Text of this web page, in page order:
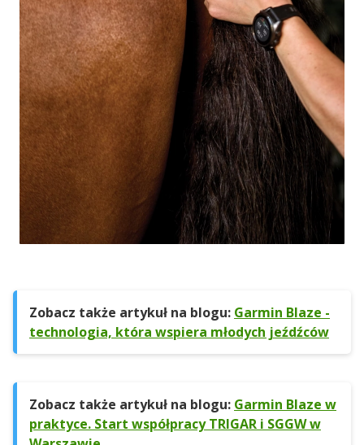
Zobacz także artykuł na blogu: Garmin Blaze -
technologia, która wspiera młodych jeźdźców
Zobacz także artykuł na blogu: Garmin Blaze w
praktyce. Start współpracy TRIGAR i SGGW w